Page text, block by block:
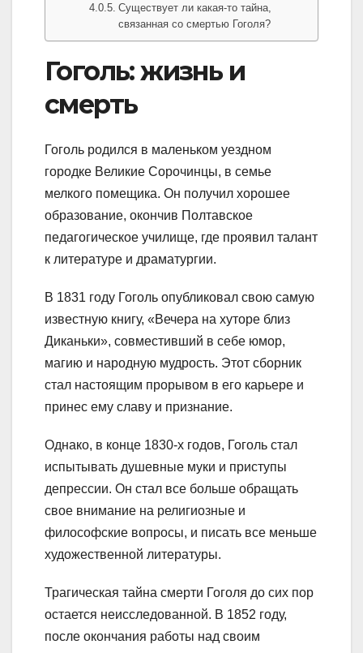
Существует ли какая-то тайна,
связанная со смертью Гоголя?
Гоголь: жизнь и
смерть
Гоголь родился в маленьком уездном
городке Великие Сорочинцы, в семье
мелкого помещика. Он получил хорошее
образование, окончив Полтавское
педагогическое училище, где проявил талант
к литературе и драматургии.
В 1831 году Гоголь опубликовал свою самую
известную книгу, «Вечера на хуторе близ
Диканьки», совместивший в себе юмор,
магию и народную мудрость. Этот сборник
стал настоящим прорывом в его карьере и
принес ему славу и признание.
Однако, в конце 1830-х годов, Гоголь стал
испытывать душевные муки и приступы
депрессии. Он стал все больше обращать
свое внимание на религиозные и
философские вопросы, и писать все меньше
художественной литературы.
Трагическая тайна смерти Гоголя до сих пор
остается неисследованной. В 1852 году,
после окончания работы над своим